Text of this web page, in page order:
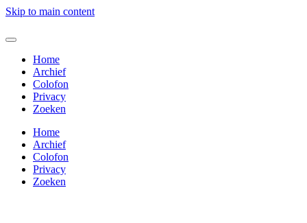
Skip to main content
Home
Archief
Colofon
Privacy
Zoeken
Home
Archief
Colofon
Privacy
Zoeken